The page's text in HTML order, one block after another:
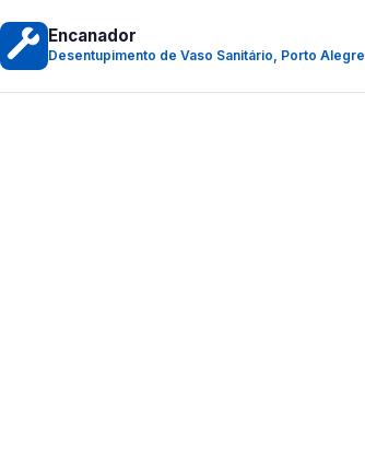
Encanador
Desentupimento de Vaso Sanitário, Porto Alegre